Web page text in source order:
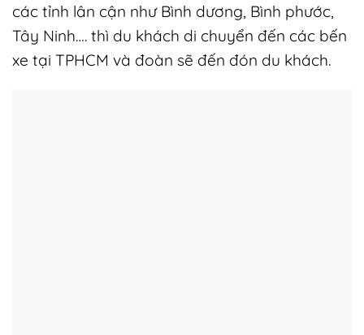
các tỉnh lân cận như Bình dương, Bình phước,
Tây Ninh…. thì du khách di chuyển đến các bến
xe tại TPHCM và đoàn sẽ đến đón du khách.